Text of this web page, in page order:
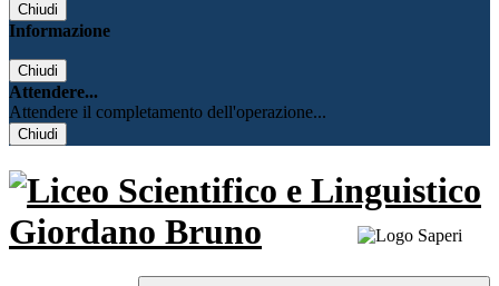
Chiudi
Informazione
Chiudi
Attendere...
Attendere il completamento dell'operazione...
Chiudi